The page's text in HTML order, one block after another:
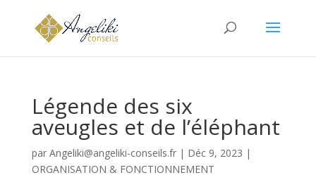
Légende des six
aveugles et de l’éléphant
par Angeliki@angeliki-conseils.fr| Déc 9, 2023 |
ORGANISATION & FONCTIONNEMENT